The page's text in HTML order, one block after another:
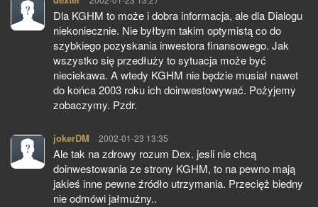
Dla KGHM to może i dobra informacja, ale dla Dialogu
niekoniecznie. Nie byłbym takim optymistą co do
szybkiego pozyskania inwestora finansowego. Jak
wszystko się przedłuży to sytuacja może być
nieciekawa. A wtedy KGHM nie będzie musiał nawet
do końca 2003 roku ich doinwestowywać. Pożyjemy
zobaczymy. Pzdr.
jokerDM pisze:
2002-01-23 13:35
Ale tak na zdrowy rozum Dex. jesli nie chcą
doinwestowania ze strony KGHM, to na pewno mają
jakieś inne pewne źródło utrzymania. Przecięż biedny
nie odmówi jałmużny..